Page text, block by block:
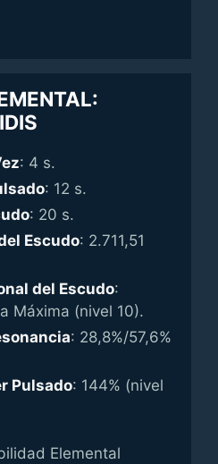
: 4 s.
: 12 s.
: 20 s.
Escudo: 2.711,51
del Escudo:
Máxima (nivel 10).
: 28,8%/57,6%
Pulsado: 144% (nivel
Elemental